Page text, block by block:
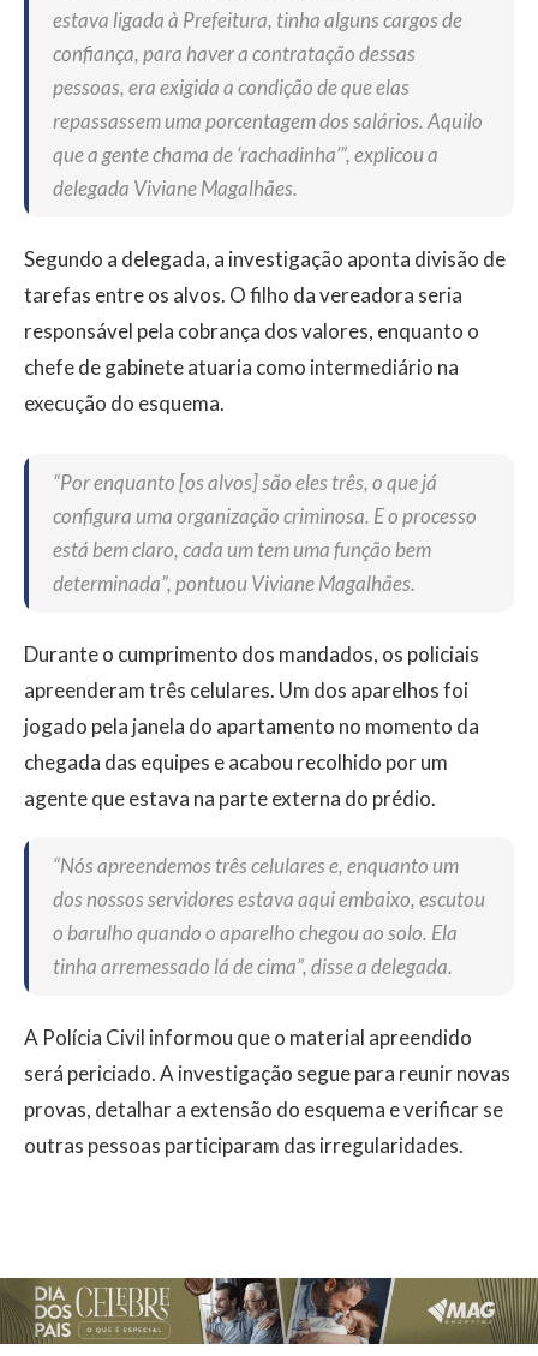
estava ligada à Prefeitura, tinha alguns cargos de
confiança, para haver a contratação dessas
pessoas, era exigida a condição de que elas
repassassem uma porcentagem dos salários. Aquilo
que a gente chama de ‘rachadinha’”, explicou a
delegada Viviane Magalhães.
Segundo a delegada, a investigação aponta divisão de
tarefas entre os alvos. O filho da vereadora seria
responsável pela cobrança dos valores, enquanto o
chefe de gabinete atuaria como intermediário na
execução do esquema.
“Por enquanto [os alvos] são eles três, o que já
configura uma organização criminosa. E o processo
está bem claro, cada um tem uma função bem
determinada”, pontuou Viviane Magalhães.
Durante o cumprimento dos mandados, os policiais
apreenderam três celulares. Um dos aparelhos foi
jogado pela janela do apartamento no momento da
chegada das equipes e acabou recolhido por um
agente que estava na parte externa do prédio.
“Nós apreendemos três celulares e, enquanto um
dos nossos servidores estava aqui embaixo, escutou
o barulho quando o aparelho chegou ao solo. Ela
tinha arremessado lá de cima”, disse a delegada.
A Polícia Civil informou que o material apreendido
será periciado. A investigação segue para reunir novas
provas, detalhar a extensão do esquema e verificar se
outras pessoas participaram das irregularidades.